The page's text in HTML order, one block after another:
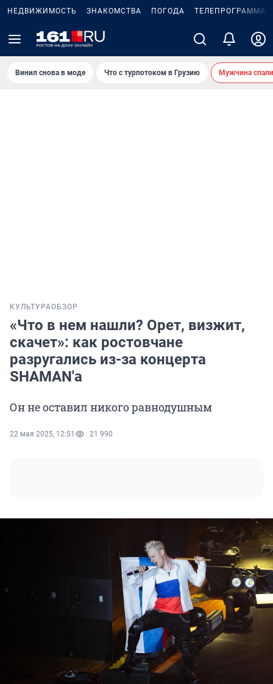
НЕДВИЖИМОСТЬ ЗНАКОМСТВА ПОГОДА ТЕЛЕПРОГРАММА
Винил снова в моде Что с турпотоком в Грузию Мужчина
КУЛЬТУРАОБЗОР
«Что в нем нашли? Орет, визжит,
скачет»: как ростовчане
разругались из-за концерта
SHAMAN'а
Он не оставил никого равнодушным
22 мая 2025, 12:51 21 990